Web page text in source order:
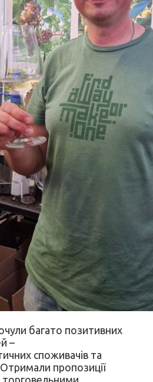
багато позитивних
–
споживачів та
пропозиції
торговельними